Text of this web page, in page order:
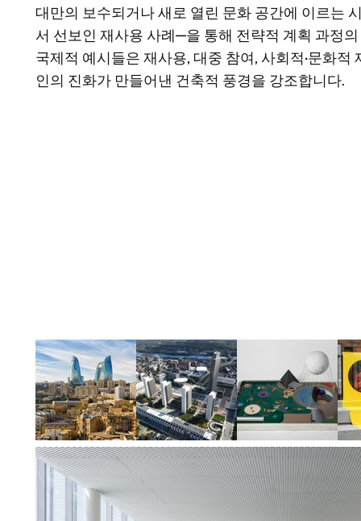
대만의 보수되거나 새로 열린 문화 공간에 이르는
서 선보인 재사용 사례—을 통해 전략적 계획 과정
국제적 예시들은 재사용, 대중 참여, 사회적·문화적
인의 진화가 만들어낸 건축적 풍경을 강조합니다.